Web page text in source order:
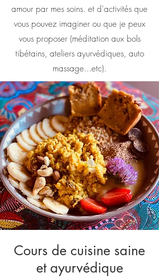
amour par mes soins. et d'activités que
vous pouvez imaginer ou que je peux
vous proposer (méditation aux bols
tibétains, ateliers ayurvédiques, auto
massage...etc).
Cours de cuisine saine
et ayurvédique